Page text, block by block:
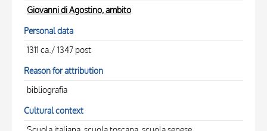
Giovanni di Agostino, ambito
Personal data
1311 ca./ 1347 post
Reason for attribution
bibliografia
Cultural context